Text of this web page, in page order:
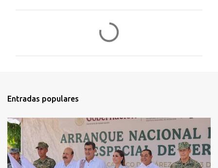
t
r
i
o
s
Entradas populares